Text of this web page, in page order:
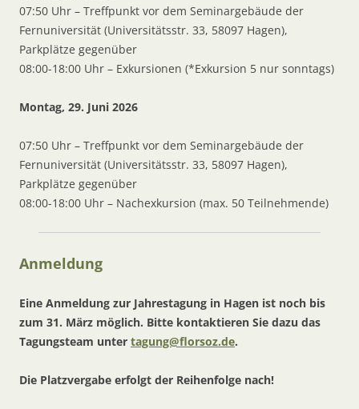
07:50 Uhr – Treffpunkt vor dem Seminargebäude der
Fernuniversität (Universitätsstr. 33, 58097 Hagen),
Parkplätze gegenüber
08:00-18:00 Uhr – Exkursionen (*Exkursion 5 nur sonntags)
Montag, 29. Juni 2026
07:50 Uhr – Treffpunkt vor dem Seminargebäude der
Fernuniversität (Universitätsstr. 33, 58097 Hagen),
Parkplätze gegenüber
08:00-18:00 Uhr – Nachexkursion (max. 50 Teilnehmende)
Anmeldung
Eine Anmeldung zur Jahrestagung in Hagen ist noch bis
zum 31. März möglich. Bitte kontaktieren Sie dazu das
Tagungsteam unter tagung@florsoz.de.
Die Platzvergabe erfolgt der Reihenfolge nach!